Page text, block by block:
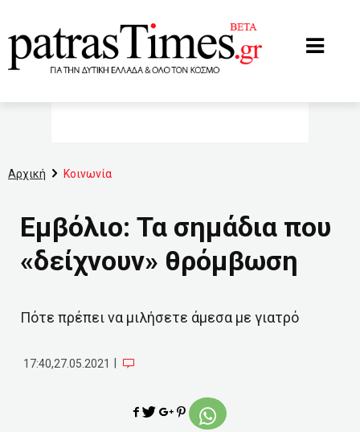
Αρχική Κοινωνία
Εμβόλιο: Τα σημάδια που
«δείχνουν» θρόμβωση
Πότε πρέπει να μιλήσετε άμεσα με γιατρό
17:40,27.05.2021